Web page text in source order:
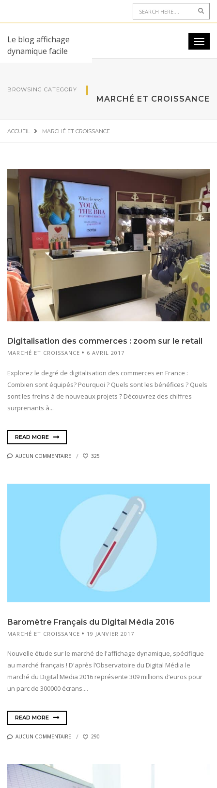
Le blog affichage
dynamique facile
BROWSING CATEGORY
MARCHÉ ET CROISSANCE
ACCUEIL MARCHÉ ET CROISSANCE
Digitalisation des commerces : zoom sur le retail
MARCHÉ ET CROISSANCE 6 AVRIL 2017
Explorez le degré de digitalisation des commerces en France :
Combien sont équipés? Pourquoi ? Quels sont les bénéfices ? Quels
sont les freins à de nouveaux projets ? Découvrez des chiffres
surprenants à...
READ MORE
AUCUN COMMENTAIRE 325
Baromètre Français du Digital Média 2016
MARCHÉ ET CROISSANCE 19 JANVIER 2017
Nouvelle étude sur le marché de l'affichage dynamique, spécifique
au marché français ! D'après l’Observatoire du Digital Média le
marché du Digital Media 2016 représente 309 millions d’euros pour
un parc de 300000 écrans....
READ MORE
AUCUN COMMENTAIRE 290